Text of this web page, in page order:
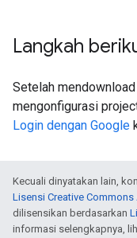
Langkah
Setelah
mengonfigurasi
Login dengan Google
Kecuali dinyatakan lain,
Lisensi Creative
dilisensikan berdasarkan
informasi selengkapnya,